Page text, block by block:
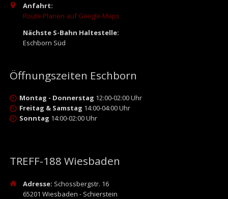
Anfahrt:
Route Planen auf Google Maps
Nächste S-Bahn Haltestelle:
Eschborn Süd
Öffnungszeiten Eschborn
Montag - Donnerstag 12:00-02:00 Uhr
Freitag & Samstag 14:00-04:00 Uhr
Sonntag 14:00-02:00 Uhr
TREFF-188 Wiesbaden
Adresse: Schossbergstr. 16
65201 Wiesbaden - Schierstein